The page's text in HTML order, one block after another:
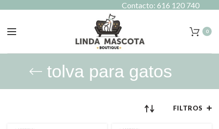
0
tolva para gatos
FILTROS
Contacto: 616 120 740